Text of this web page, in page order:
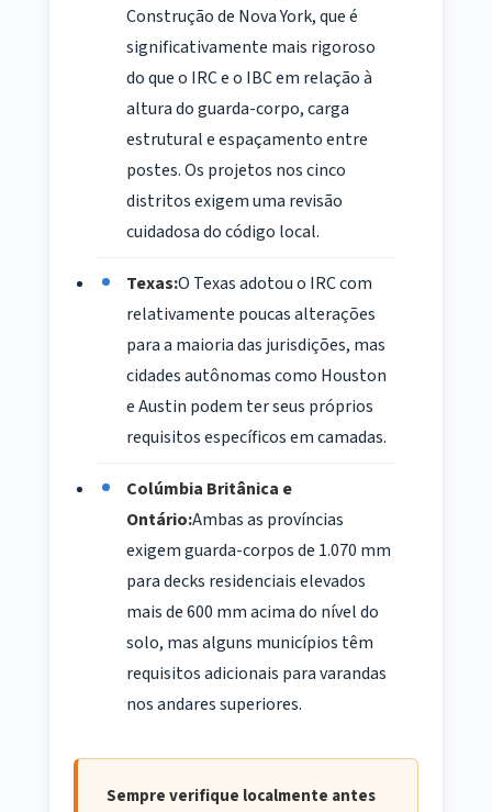
Construção de Nova York, que é
significativamente mais rigoroso
do que o IRC e o IBC em relação à
altura do guarda-corpo, carga
estrutural e espaçamento entre
postes. Os projetos nos cinco
distritos exigem uma revisão
cuidadosa do código local.
Texas:O Texas adotou o IRC com
relativamente poucas alterações
para a maioria das jurisdições, mas
cidades autônomas como Houston
e Austin podem ter seus próprios
requisitos específicos em camadas.
Colúmbia Britânica e
Ontário:Ambas as províncias
exigem guarda-corpos de 1.070 mm
para decks residenciais elevados
mais de 600 mm acima do nível do
solo, mas alguns municípios têm
requisitos adicionais para varandas
nos andares superiores.
Sempre verifique localmente antes